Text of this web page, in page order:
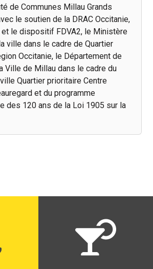
de Communes Millau Grands
le soutien de la DRAC Occitanie,
et le dispositif FDVA2, le Ministère
ville dans le cadre de Quartier
Occitanie, le Département de
Ville de Millau dans le cadre du
Quartier prioritaire Centre
et du programme
des 120 ans de la Loi 1905 sur la